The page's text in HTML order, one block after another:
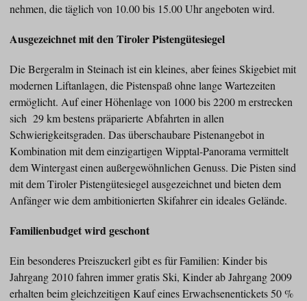
nehmen, die täglich von 10.00 bis 15.00 Uhr angeboten wird.
Ausgezeichnet mit den Tiroler Pistengütesiegel
Die Bergeralm in Steinach ist ein kleines, aber feines Skigebiet mit
modernen Liftanlagen, die Pistenspaß ohne lange Wartezeiten
ermöglicht. Auf einer Höhenlage von 1000 bis 2200 m erstrecken
sich 29 km bestens präparierte Abfahrten in allen
Schwierigkeitsgraden. Das überschaubare Pistenangebot in
Kombination mit dem einzigartigen Wipptal-Panorama vermittelt
dem Wintergast einen außergewöhnlichen Genuss. Die Pisten sind
mit dem Tiroler Pistengütesiegel ausgezeichnet und bieten dem
Anfänger wie dem ambitionierten Skifahrer ein ideales Gelände.
Familienbudget wird geschont
Ein besonderes Preiszuckerl gibt es für Familien: Kinder bis
Jahrgang 2010 fahren immer gratis Ski, Kinder ab Jahrgang 2009
erhalten beim gleichzeitigen Kauf eines Erwachsenentickets 50 %